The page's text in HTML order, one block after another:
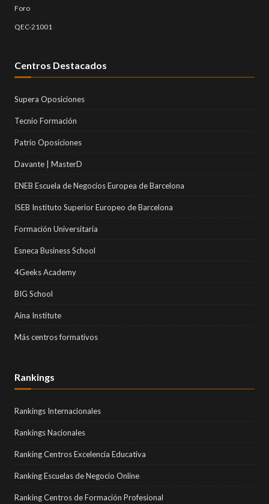
Foro
QEC-21001
Centros Destacados
Supera Oposiciones
Tecnio Formación
Patrio Oposiciones
Davante | MasterD
ENEB Escuela de Negocios Europea de Barcelona
ISEB Instituto Superior Europeo de Barcelona
Formación Universitaria
Esneca Business School
4Geeks Academy
BIG School
Aina Institute
Más centros formativos
Rankings
Rankings Internacionales
Rankings Nacionales
Ranking Centros Excelencia Educativa
Ranking Escuelas de Negocio Online
Ranking Centros de Formación Profesional